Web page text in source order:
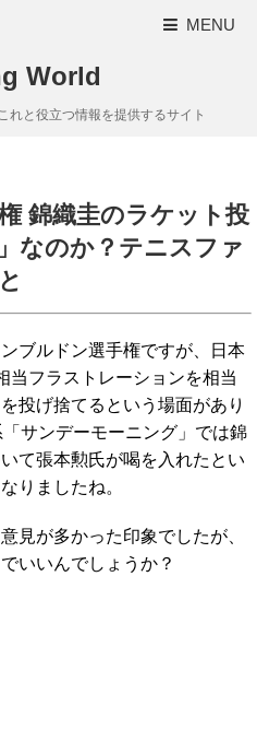
MENU
World
れと役立つ情報を提供するサイト
錦織圭のラケット投
なのか？テニスファ
ブルドン選手権ですが、日本
当フラストレーションを相当
投げ捨てるという場面があり
サンデーモーニング」では錦
て張本勲氏が喝を入れたとい
りましたね。
見が多かった印象でしたが、
いいんでしょうか？